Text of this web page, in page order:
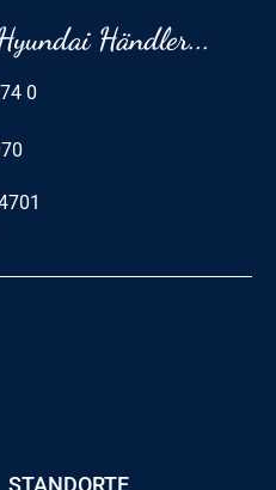
Händler...
0
STANDORTE